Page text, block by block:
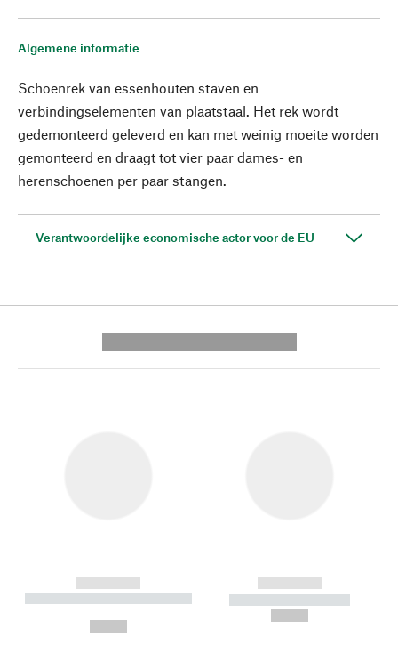
Algemene informatie
Schoenrek van essenhouten staven en
verbindingselementen van plaatstaal. Het rek wordt
gedemonteerd geleverd en kan met weinig moeite worden
gemonteerd en draagt tot vier paar dames- en
herenschoenen per paar stangen.
Verantwoordelijke economische actor voor de EU
------------
----------- ----------- --------
------------
----------- -----------